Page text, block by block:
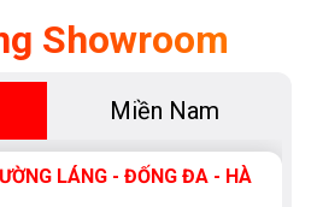
Showroom
Miền Nam
LÁNG - ĐỐNG ĐA - HÀ